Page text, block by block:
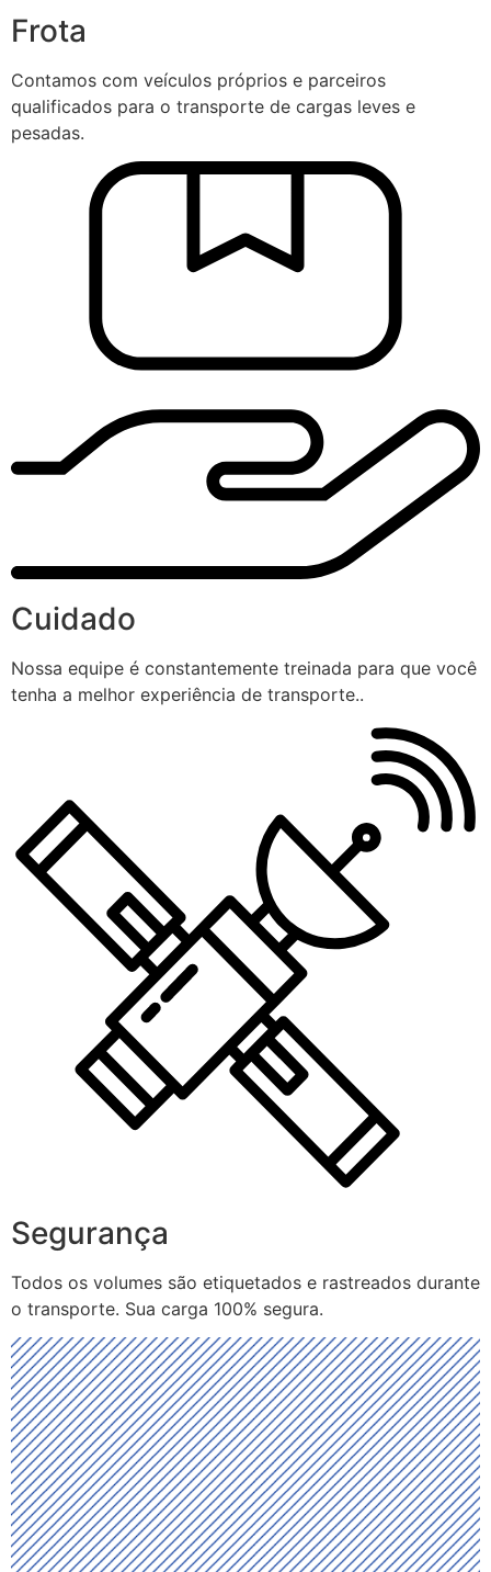
Frota
Contamos com veículos próprios e parceiros
qualificados para o transporte de cargas leves e
pesadas.
Cuidado
Nossa equipe é constantemente treinada para que você
tenha a melhor experiência de transporte..
Segurança
Todos os volumes são etiquetados e rastreados durante
o transporte. Sua carga 100% segura.